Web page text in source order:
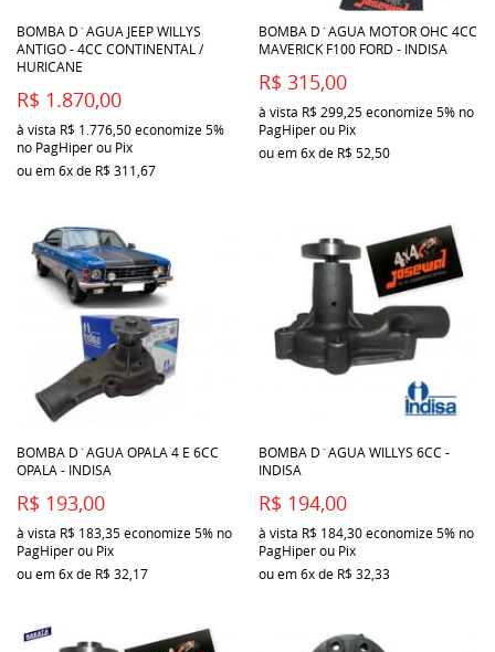
BOMBA D´AGUA JEEP WILLYS
ANTIGO - 4CC CONTINENTAL /
HURICANE
R$ 1.870,00
à vista R$ 1.776,50economize5%
no PagHiper ou Pix
ou em6xde R$ 311,67
BOMBA D´AGUA MOTOR OHC 4CC
MAVERICK F100 FORD - INDISA
R$ 315,00
à vista R$ 299,25economize5% no
PagHiper ou Pix
ou em6xde R$ 52,50
BOMBA D´AGUA OPALA 4 E 6CC
OPALA - INDISA
R$ 193,00
à vista R$ 183,35economize5% no
PagHiper ou Pix
ou em6xde R$ 32,17
BOMBA D´AGUA WILLYS 6CC -
INDISA
R$ 194,00
à vista R$ 184,30economize5% no
PagHiper ou Pix
ou em6xde R$ 32,33